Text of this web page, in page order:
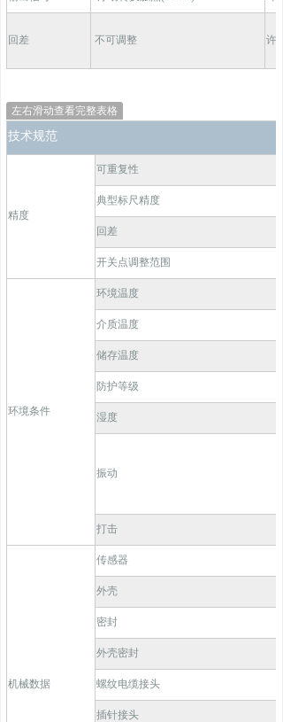
回差 不可调整 许
左右滑动查看完整表格
技术规范
精度
可重复性
典型标尺精度
回差
开关点调整范围
环境条件
环境温度
介质温度
储存温度
防护等级
湿度
振动
打击
机械数据
传感器
外壳
密封
外壳密封
螺纹电缆接头
插针接头